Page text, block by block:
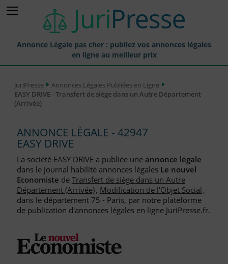
Annonce Légale pas cher : publiez vos annonces légales
en ligne au meilleur prix
Annonces Légales Publiées
Journaux Habilités (JAL) Annonces Légales
Liste des Greffes
Liste des CCI
Le Blog pour les Entreprises
Nous Contacter
JuriPresse
Annonces Légales Publiées en Ligne
EASY DRIVE - Transfert de siège dans un Autre Département
(Arrivée)
ANNONCE LÉGALE - 42947
EASY DRIVE
La société EASY DRIVE a publiée une annonce légale
dans le journal habilité annonces légales Le nouvel
Economiste deTransfert de siège dans un Autre
Département (Arrivée), Modification de l'Objet Social,
dans le département 75 - Paris, par notre plateforme
de publication d'annonces légales en ligne JuriPresse.fr.